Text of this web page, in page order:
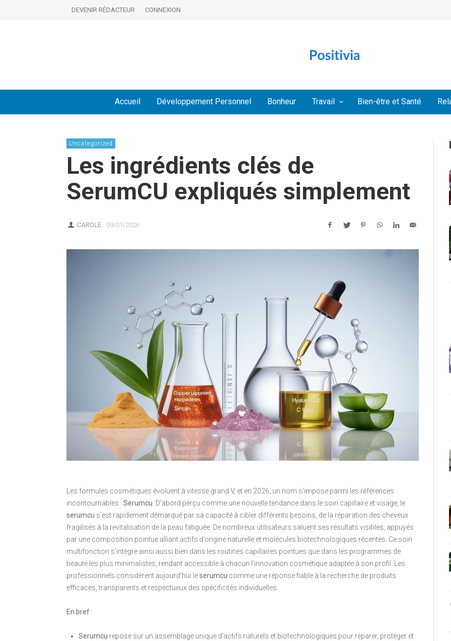
DEVENIR RÉDACTEUR CONNEXION
Accueil Développement Personnel Bonheur Travail Bien-être et Santé
Uncategorized
Les ingrédients clés de
SerumCU expliqués simplement
CAROLE 09/01/2026
Les formules cosmétiques évoluent à vitesse grand V, et en 2026, un nom s’impose parmi les références
incontournables : Serumcu . D’abord perçu comme une nouvelle tendance dans le soin capillaire et visage, le
serumcu s’est rapidement démarqué par sa capacité à cibler différents besoins, de la réparation des cheveux
fragilisés à la revitalisation de la peau fatiguée. De nombreux utilisateurs saluent ses résultats visibles, appuyés
par une composition pointue alliant actifs d’origine naturelle et molécules biotechnologiques récentes. Ce soin
multifonction s’intègre ainsi aussi bien dans les routines capillaires pointues que dans les programmes de
beauté les plus minimalistes, rendant accessible à chacun l’innovation cosmétique adaptée à son profil. Les
professionnels considèrent aujourd’hui leserumcu comme une réponse fiable à la recherche de produits
efficaces, transparents et respectueux des spécificités individuelles.
En bref :
Serumcu repose sur un assemblage unique d’actifs naturels et biotechnologiques pour réparer, protéger et